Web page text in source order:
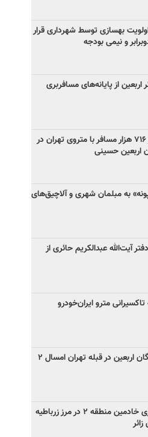
بهسازی توسط شهرداری قرار
و نیمی بودجه
هزار زائر اربعین از پایانه‌های مسافربری
جابجایی بیش از ۷۱۶ هزار مسافر با متروی تهران در
اربعین حسینی
به مبلمان شهری و آلاچیق‌های
آیت‌الله عبدالکریم حائری از
تاکسیرانی مترو ایران‌خودرو
تمهیدات جاماندگان اربعین در قبله تهران امسال ۲
استقرار شبانه‌روزی خادمین منطقه ۲ در مرز زرباطیه